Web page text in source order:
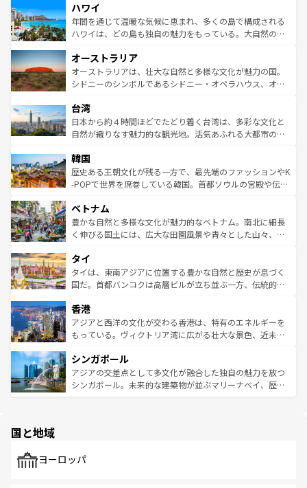
ば市内交通費無料で観光を楽しむこともできる。 なお、新
着のスイス情報はコンテンツ一覧 を参照してほしい。
のような巨大都市は、観光、ショッピング、エンターテイ
ンメントが詰まった刺激的なスポットだ。一方、アメリカ
西部には大自然が広がり、グランドキャニオンやイエロー
部のニューオーリンズでは、音楽と美食が融合した独特の
文化が魅力。旅行者はアメリカの各地域で異なる魅力を楽
しみながら、その多様性と豊かな歴史を感じることができ
ならではの贅沢な旅のスタイルだ。 なお、新着のアメリカ
情報はコンテンツ一覧を参照してほしい。
ハワイ
年間を通じて温暖な気候に恵まれ、多くの島で構成される
ハワイは、どの島も独自の魅力をもっている。大自然の神
ワイ島は見逃せない。また、定番の観光地といえばオアフ
島だが、静かな自然を求めるならマウイ島やカウアイ島が
おすすめ。エメラルドグリーンに輝く海をはじめ、豊かな
れるおもてなしの心で訪れる人々を迎えてくれるハワイの
人々、おいしいローカルフードやハワイアンミュージッ
ク、伝統的なフラダンスなど、すべてがハワイの魅力を彩
ワイを、存分に味わってほしい。 なお、新着のハワイ情報
はコンテンツ一覧を参照してほしい。
オーストラリア
オーストラリアは、壮大な自然と多様な文化が魅力の国。
シドニーのシンボルであるシドニー・オペラハウス、オー
リアリーフや大陸中央部にそびえるウルル（エアーズロッ
ク）、タスマニアの美しい原生林やケアンズの熱帯雨林な
ど、見どころがたくさん。また、カフェやワイン、オージ
いる。アクティビティも充実しており、サーフィンやダイ
ビング、ハイキングなど、アウトドア好きにはたまらな
い。オーストラリアの多彩な魅力を存分に味わいつくそ
参照してほしい。
台湾
日本から約４時間ほどでたどり着く台湾は、多彩な文化と
自然が織りなす魅力的な観光地。活気あふれる大都市の台
ン）、静ひつな山岳地帯である台湾東部など、都市の喧騒
と山間の静けさが共存しており、訪れる人に新しい発見と
驚きをもたらしてくれる。また、奥深い台湾の食文化も魅
容にもいいと評判のスイーツなど、バラエティ豊かな料理
が味わえる。 なお、新着の台湾情報は コンテンツ一覧を参
照してほしい。
韓国
歴史ある王朝文化が残る一方で、最先端のファッションやK
-POPで世界を席巻している韓国。首都ソウルの宮殿や伝統
き、地方に足を延ばせば四季折々の自然美を楽しむことが
できる。そして、キムチや焼肉、絶品のストリートフード
まで、さまざまな韓国料理が待っている。夜には、韓国な
リティに包まれながら、韓国の多彩な魅力を心ゆくまで味
わってみてほしい。 なお、新着の韓国情報はコンテンツ一
覧を参照してほしい。
ベトナム
豊かな自然と多様な文化が魅力的なベトナム。南北に細長
く伸びる国土には、広大な田園風景や青々とした山々、世
急速な発展と共に伝統が息づく。ハノイの古い町並みやホ
ーチミン市のフランス統治時代の建物も、独特の雰囲気を
醸し出している。また、バラエティの豊かさとおいしさで
とつ。フォーやバインミー、ベトナムコーヒーなどは、ぜ
ひ現地で味わいたい。どの地域を訪れてもあたたかい人々
が旅行者を迎えてくれるので、きっと忘れられない旅にな
参照してほしい。
タイ
タイは、東南アジアに位置する豊かな自然と歴史が息づく
国だ。首都バンコクは高層ビルが立ち並ぶ一方、伝統的な
の活気が交差している。北部ではチェンマイなどの山岳地
帯で自然と触れ合い、南部ではプーケットやクラビの美し
いビーチでリゾート気分を楽しむことができる。タイ料理
激する。気候は一年中温暖で、どの季節にも異なる楽しみ
が待っている。親しみやすいタイの人々、仏教を中心とし
た文化、そして多様な観光資源が、訪れる旅人を魅了し続
香港
アジアと西洋の文化が交わる香港は、特有のエネルギーを
もっている。ヴィクトリア湾に広がる壮大な景色、近未来
み、どこを訪れても感動するはず。観光スポットが密集し
ており、効率よく見どころを回れるのも魅力。息をのむよ
うな絶景から文化的な体験まで、香港を存分に楽しみ尽く
シンガポール
アジアの交差点として多文化が融合した独自の魅力を放つ
シンガポール。未来的な建築物が並ぶマリーナベイ、歴史
で、ホーカーズは地元の風情を楽しめる外せないスポット
国と地域
ヨーロッパ